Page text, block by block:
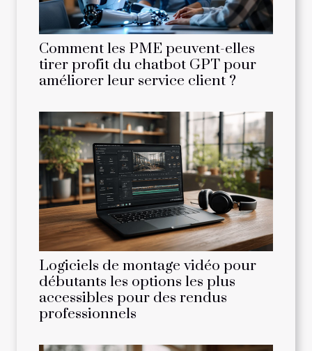
Comment les PME peuvent-elles
tirer profit du chatbot GPT pour
améliorer leur service client ?
Logiciels de montage vidéo pour
débutants les options les plus
accessibles pour des rendus
professionnels